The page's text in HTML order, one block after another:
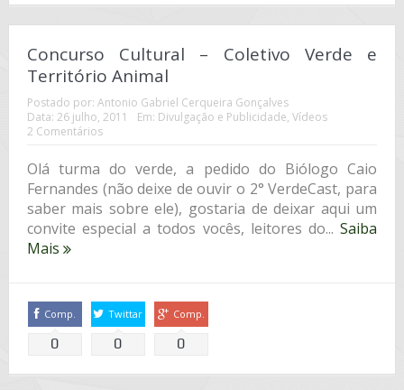
Concurso Cultural – Coletivo Verde e
Território Animal
Postado por: Antonio Gabriel Cerqueira Gonçalves
Data: 26 julho, 2011 Em: Divulgação e Publicidade, Vídeos
2 Comentários
Olá turma do verde, a pedido do Biólogo Caio
Fernandes (não deixe de ouvir o 2° VerdeCast, para
saber mais sobre ele), gostaria de deixar aqui um
convite especial a todos vocês, leitores do...Saiba
Mais
Comp.
0
Twittar
0
Comp.
0